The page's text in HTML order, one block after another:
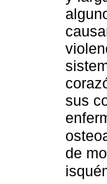
sus
de